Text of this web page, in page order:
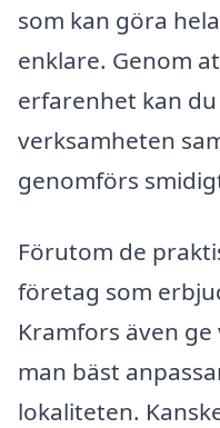
som kan göra
enklare. Genom
erfarenhet kan
verksamheten
genomförs
Förutom de
företag som
Kramfors även
man bäst
lokaliteten.